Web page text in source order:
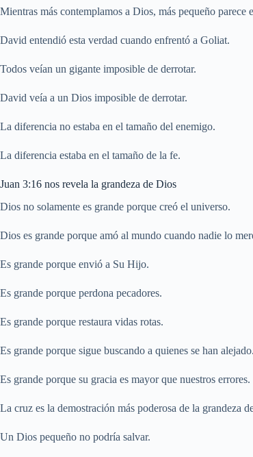
Mientras más contemplamos a Dios, más pequeño parece
David entendió esta verdad cuando enfrentó a Goliat.
Todos veían un gigante imposible de derrotar.
David veía a un Dios imposible de derrotar.
La diferencia no estaba en el tamaño del enemigo.
La diferencia estaba en el tamaño de la fe.
Juan 3:16 nos revela la grandeza de Dios
Dios no solamente es grande porque creó el universo.
Dios es grande porque amó al mundo cuando nadie lo
Es grande porque envió a Su Hijo.
Es grande porque perdona pecadores.
Es grande porque restaura vidas rotas.
Es grande porque sigue buscando a quienes se han alejado.
Es grande porque su gracia es mayor que nuestros errores.
La cruz es la demostración más poderosa de la grandeza
Un Dios pequeño no podría salvar.